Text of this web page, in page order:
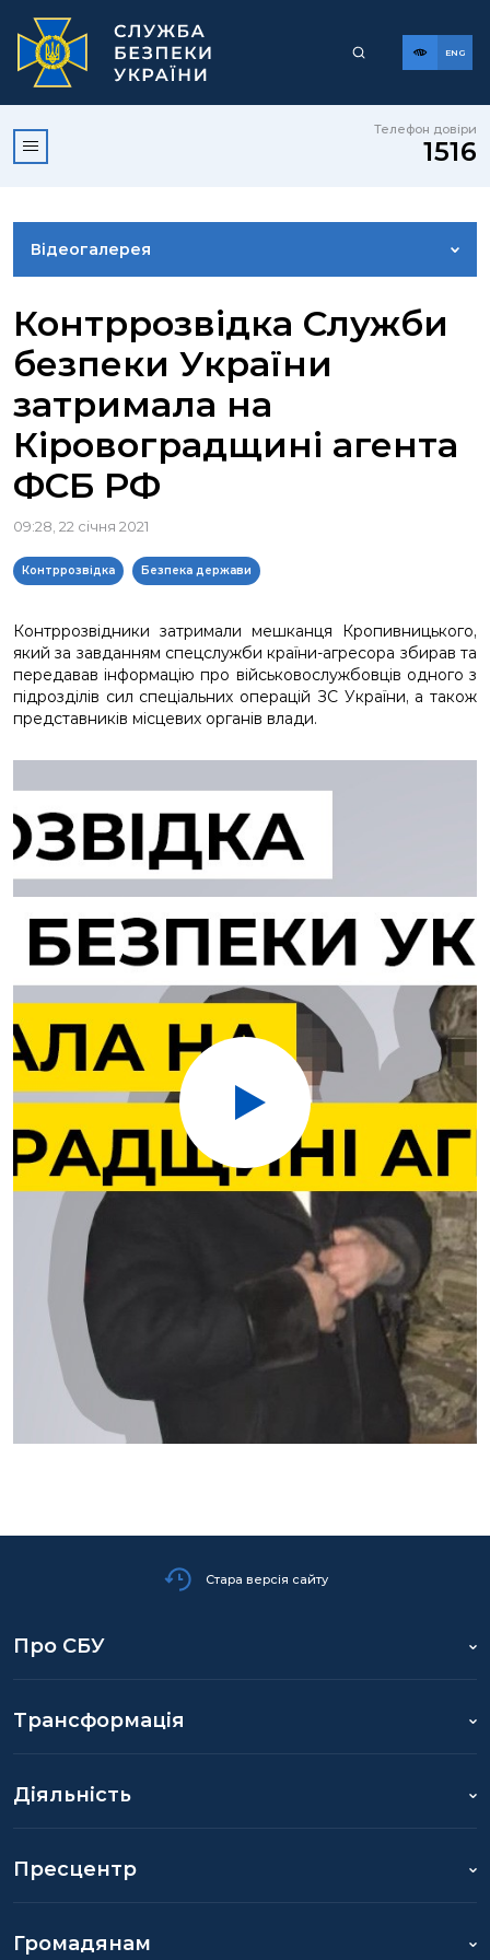
ENG
Телефон довіри
1516
Відеогалерея
ФОТОГАЛЕРЕЯ
КОНТАКТИ ПРЕСЦЕНТРУ
Контррозвідка Служби
безпеки України
затримала на
Кіровоградщині агента
ФСБ РФ
09:28, 22 січня 2021
Контррозвідка Безпека держави
Контррозвідники затримали мешканця Кропивницького,
який за завданням спецслужби країни-агресора збирав та
передавав інформацію про військовослужбовців одного з
підрозділів сил спеціальних операцій ЗС України, а також
представників місцевих органів влади.
Стара версія сайту
Про СБУ
Трансформація
Діяльність
Пресцентр
Громадянам